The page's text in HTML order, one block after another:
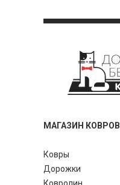
МАГАЗИН КОВРОВ
Ковры
Дорожки